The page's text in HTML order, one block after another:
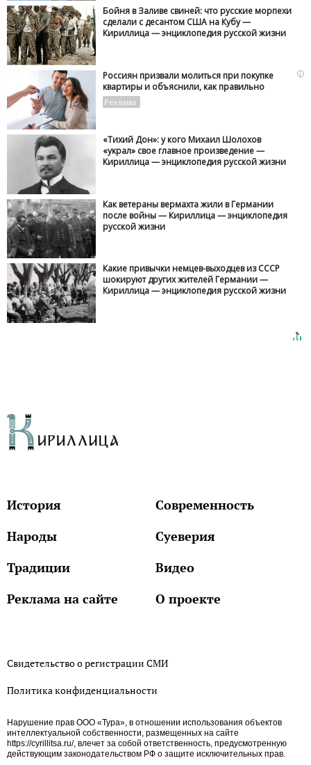
Бойня в Заливе свиней: что русские морпехи
сделали с десантом США на Кубу —
Кириллица — энциклопедия русской жизни
i
Россиян призвали молиться при покупке
квартиры и объяснили, как правильно
«Тихий Дон»: у кого Михаил Шолохов
«украл» свое главное произведение —
Кириллица — энциклопедия русской жизни
Как ветераны вермахта жили в Германии
после войны — Кириллица — энциклопедия
русской жизни
Какие привычки немцев-выходцев из СССР
шокируют других жителей Германии —
Кириллица — энциклопедия русской жизни
История
Современность
Народы
Суеверия
Традиции
Видео
Реклама на сайте
О проекте
Свидетельство о регистрации СМИ
Политика конфиденциальности
Нарушение прав ООО «Тура», в отношении использования объектов
интеллектуальной собственности, размещенных на сайте
https://cyrillitsa.ru/, влечет за собой ответственность, предусмотренную
действующим законодательством РФ о защите исключительных прав.